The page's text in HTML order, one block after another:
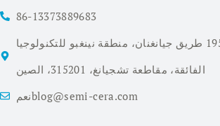
86-13373889683
رقم 1958 طريق جيانغنان، منطقة نينغبو للتكنولوجيا
الفائقة، مقاطعة تشجيانغ، 315201، الصين
نعمblog@semi-cera.com